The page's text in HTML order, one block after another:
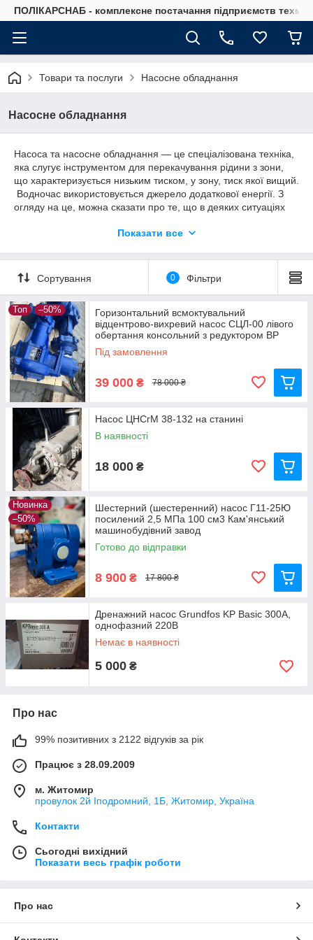
ПОЛІКАРСНАБ - комплексне постачання підприємств
Товари та послуги Насосне обладнання
Насосне обладнання
Насоса та насосне обладнання — це спеціалізована техніка,
яка слугує інструментом для перекачування рідини з зони,
що характеризується низьким тиском, у зону, тиск якої вищий.
Водночас використовується джерело додаткової енергії. З
огляду на це, можна сказати про те, що в деяких ситуаціях
змін, з'явилося безліч різновидів, залежно від принципу
роботи та призначення.
Залежно від призначення насосів виділяють такі різновиди:
Заглиблені насоси;
Спортивні насоси;
Циркуляційні насоси;
Каналізаційні насоси та багато інших.
Показати все
Сортування 0 Фільтри
Топ –50%
Горизонтальний всмоктувальний
відцентрово-вихревий насос СЦЛ-00 лівого
обертання консольний з редуктором ВР
Під замовлення
39 000 ₴ 78 000 ₴
Насос ЦНСгМ 38-132 на станині
В наявності
18 000 ₴
Новинка
–50%
Шестерний (шестеренний) насос Г11-25Ю
посилений 2,5 МПа 100 см3 Кам'янський
машинобудівний завод
Готово до відправки
8 900 ₴ 17 800 ₴
Дренажний насос Grundfos KP Basic 300A,
однофазний 220В
Немає в наявності
5 000 ₴
Про нас
99% позитивних з 2122 відгуків за рік
Працює з 28.09.2009
м. Житомир
провулок 2й Іподромний, 1Б, Житомир, Україна
Контакти
Сьогодні вихідний
Показати весь графік роботи
Про нас